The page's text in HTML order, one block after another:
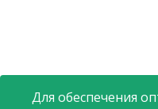
Для обеспечения